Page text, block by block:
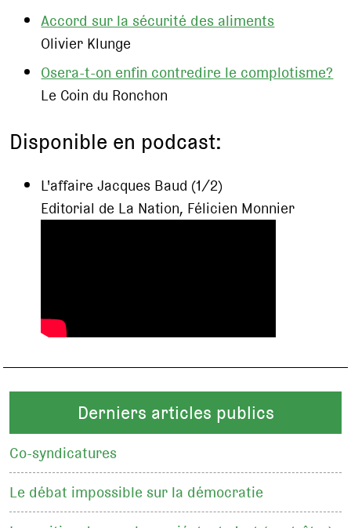
Accord sur la sécurité des aliments
Olivier Klunge
Osera-t-on enfin contredire le complotisme?
Le Coin du Ronchon
Disponible en podcast:
L'affaire Jacques Baud (1/2)
Editorial de La Nation, Félicien Monnier
Derniers articles publics
Co-syndicatures
Le débat impossible sur la démocratie